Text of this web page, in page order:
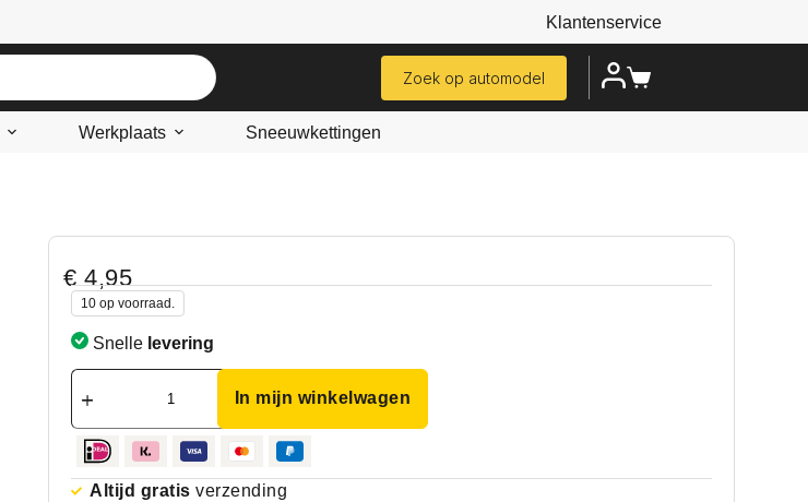
Klantenservice
Zoek op automodel
Werkplaats Sneeuwkettingen
€4,95
10 op voorraad.
Snelle levering
In mijn winkelwagen
Altijd gratis verzending